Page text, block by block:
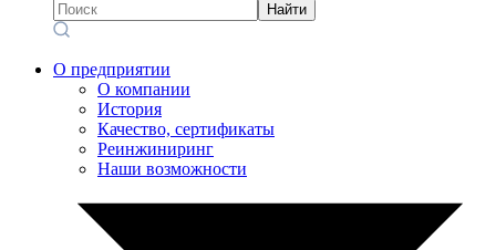
Найти
О предприятии
О компании
История
Качество, сертификаты
Реинжиниринг
Наши возможности